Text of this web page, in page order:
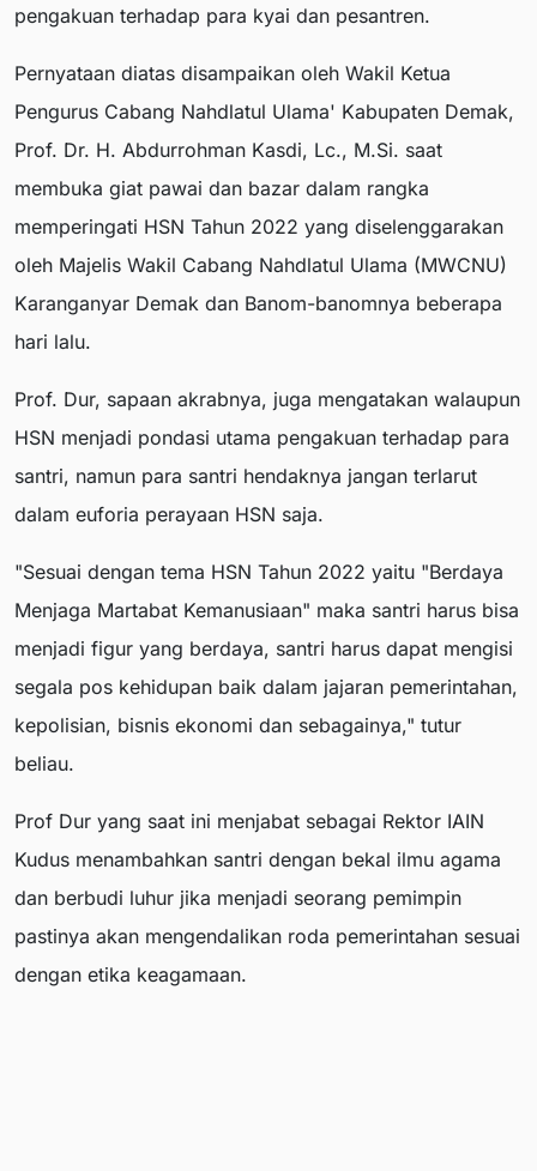
pengakuan terhadap para kyai dan pesantren.
Pernyataan diatas disampaikan oleh Wakil Ketua
Pengurus Cabang Nahdlatul Ulama' Kabupaten Demak,
Prof. Dr. H. Abdurrohman Kasdi, Lc., M.Si. saat
membuka giat pawai dan bazar dalam rangka
memperingati HSN Tahun 2022 yang diselenggarakan
oleh Majelis Wakil Cabang Nahdlatul Ulama (MWCNU)
Karanganyar Demak dan Banom-banomnya beberapa
hari lalu.
Prof. Dur, sapaan akrabnya, juga mengatakan walaupun
HSN menjadi pondasi utama pengakuan terhadap para
santri, namun para santri hendaknya jangan terlarut
dalam euforia perayaan HSN saja.
"Sesuai dengan tema HSN Tahun 2022 yaitu "Berdaya
Menjaga Martabat Kemanusiaan" maka santri harus bisa
menjadi figur yang berdaya, santri harus dapat mengisi
segala pos kehidupan baik dalam jajaran pemerintahan,
kepolisian, bisnis ekonomi dan sebagainya," tutur
beliau.
Prof Dur yang saat ini menjabat sebagai Rektor IAIN
Kudus menambahkan santri dengan bekal ilmu agama
dan berbudi luhur jika menjadi seorang pemimpin
pastinya akan mengendalikan roda pemerintahan sesuai
dengan etika keagamaan.